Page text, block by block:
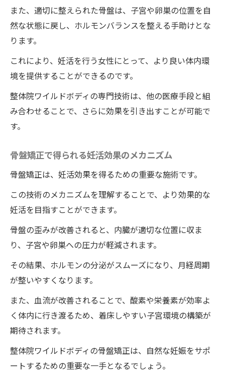
整体ワイルドボディが妊活に適した理由
妊活における整体の重要性とワイルドボディで
の改善事例
整体院ワイルドボディの施術が妊活にもた
らす重要なメリット
ワイルドボディでの整体改善事例に学ぶ妊
活法
整体院ワイルドボディの施術の重要性：妊
活を支える体質改善
妊活における整体院ワイルドボディの効果
的な利用法
る整体の価値
骨盤矯正整体がもたらす妊活の可能性と徳島県
での体験
骨盤矯正による妊活の新たな可能性
ワイルドボディにおける骨盤矯正整体の体
験談
妊活における骨盤矯正の具体的な効果
ワイルドボディでの整体体験が広げる妊活
の可能性
また、適切に整えられた骨盤は、子宮や卵巣の位置を自
然な状態に戻し、ホルモンバランスを整える手助けとな
ります。
これにより、妊活を行う女性にとって、より良い体内環
境を提供することができるのです。
整体院ワイルドボディの専門技術は、他の医療手段と組
み合わせることで、さらに効果を引き出すことが可能で
す。
骨盤矯正で得られる妊活効果のメカニズム
骨盤矯正は、妊活効果を得るための重要な施術です。
この技術のメカニズムを理解することで、より効果的な
妊活を目指すことができます。
骨盤の歪みが改善されると、内臓が適切な位置に収ま
り、子宮や卵巣への圧力が軽減されます。
その結果、ホルモンの分泌がスムーズになり、月経周期
が整いやすくなります。
また、血流が改善されることで、酸素や栄養素が効率よ
く体内に行き渡るため、着床しやすい子宮環境の構築が
期待されます。
整体院ワイルドボディの骨盤矯正は、自然な妊娠をサポ
ートするための重要な一手となるでしょう。